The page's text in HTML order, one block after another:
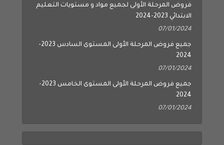
فروض المرحلة الأولى لجميع مواد و مستويات التعليم
الابتدائي 2023-2024
07/01/2024
جميع فروض المرحلة الأولى المستوى السادس 2023-
2024
07/01/2024
جميع فروض المرحلة الأولى المستوى الخامس 2023-
2024
07/01/2024